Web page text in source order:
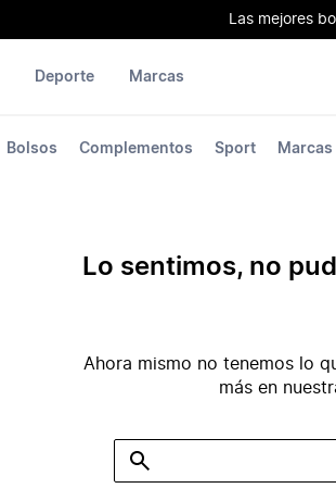
Las mejores
Bolsos Complementos Sport Marcas
Deporte Marcas
Lo sentimos, no
Ahora mismo no tenemos lo
más en